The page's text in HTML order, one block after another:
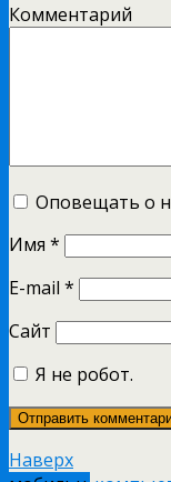
Комментарий
Оповещать о
Имя *
E-mail *
Сайт
Я не робот.
Наверх